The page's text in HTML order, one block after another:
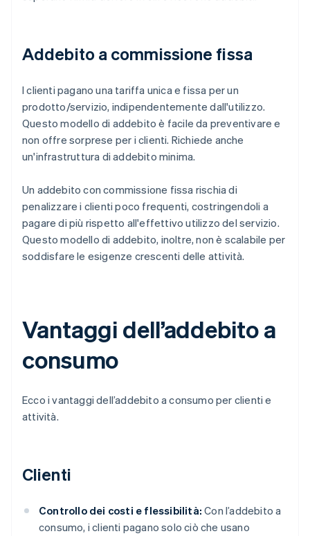
Addebito a commissione fissa
I clienti pagano una tariffa unica e fissa per un
prodotto/servizio, indipendentemente dall'utilizzo.
Questo modello di addebito è facile da preventivare e
non offre sorprese per i clienti. Richiede anche
un'infrastruttura di addebito minima.
Un addebito con commissione fissa rischia di
penalizzare i clienti poco frequenti, costringendoli a
pagare di più rispetto all'effettivo utilizzo del servizio.
Questo modello di addebito, inoltre, non è scalabile per
soddisfare le esigenze crescenti delle attività.
Vantaggi dell’addebito a
consumo
Ecco i vantaggi dell’addebito a consumo per clienti e
attività.
Clienti
Controllo dei costi e flessibilità: Con l’addebito a
consumo, i clienti pagano solo ciò che usano